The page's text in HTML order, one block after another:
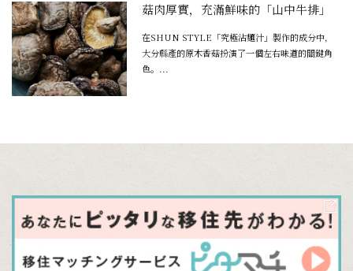
菇肉厚實，充滿鮮味的「山中牛排」
在SHUN STYLE「究極沾麵汁」製作的成分中，
大分縣產的原木香菇扮演了一個左右味道的關鍵角
色。...